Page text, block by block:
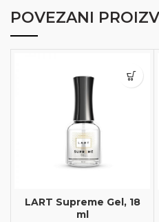
POVEZANI
LART Supreme Gel, 18
ml